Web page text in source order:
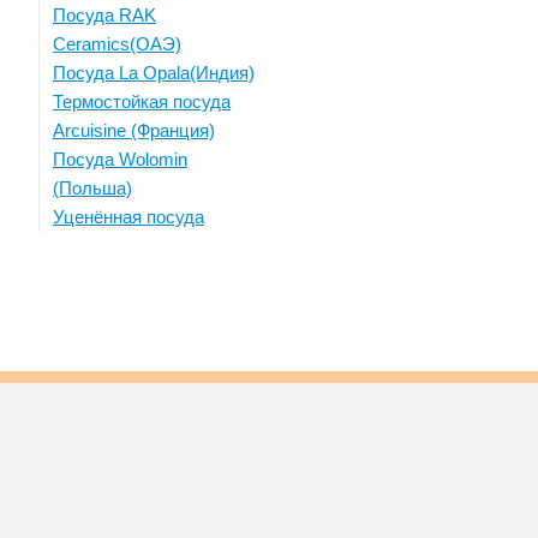
Посуда RAK
Ceramics(ОАЭ)
Посуда La Opala(Индия)
Термостойкая посуда
Arcuisine (Франция)
Посуда Wolomin
(Польша)
Уценённая посуда